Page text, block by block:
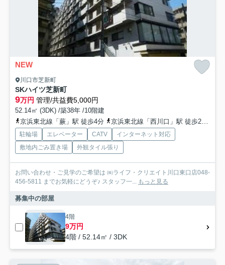
NEW
川口市芝新町
SKハイツ芝新町
9万円 管理/共益費5,000円
52.14㎡ (3DK) /築38年 /10階建
京浜東北線「蕨」駅 徒歩4分
京浜東北線「西川口」駅 徒歩28分
駐輪場 エレベーター CATV
インターネット対応
敷地内ごみ置き場
外観タイル張り
お問い合わせ・ご見学のご希望は ㈱ライフ・クリエイト川口東口店048-
456-5811 までお気軽にどうぞ♪ スタッフ一... もっと見る
募集中の部屋
4階
9万円
4階 / 52.14㎡ / 3DK